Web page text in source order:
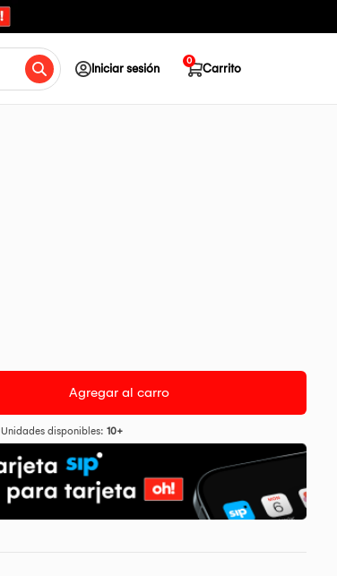
Iniciar sesión Carrito
0
Agregar al carro
Unidades disponibles: 10+